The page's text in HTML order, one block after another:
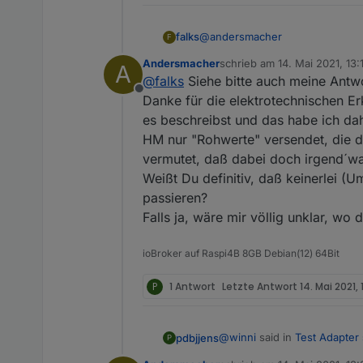
F falks@andersmacher
Mach doch mal genau so, wie@
gibt und die Werte sind absolut
Die Zähler werden übrigens
dort gezeigten Werte sind die
Es scheint auch
das, was ins Netz eingespeist
Diese Werte sind nicht zu
Netzanschlusspunkt "rein"
Erzeugung 3000 W und dein
500 W (wie aktuell bei mir
Wenn du den aktuellen
Falk
A
Offline
Andersmacherschrieb am 14. Mai 2021,
zuletzt editiert von
@falks Siehe bitte auch meine
Danke für die elektrotechnischen
es beschreibst und das habe ich
HM nur "Rohwerte" versendet, die
vermutet, daß dabei doch
Weißt Du definitiv, daß keinerlei
passieren?
Falls ja, wäre mir völlig unklar, wo
ioBroker auf Raspi4B 8GB Debian(12) 64Bit
P 1 Antwort Letzte Antwort 14. Mai 2021,
P pdbjjens@winni said in Test Adapter